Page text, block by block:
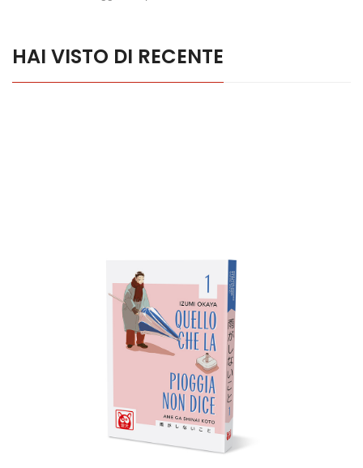
HAI VISTO DI RECENTE